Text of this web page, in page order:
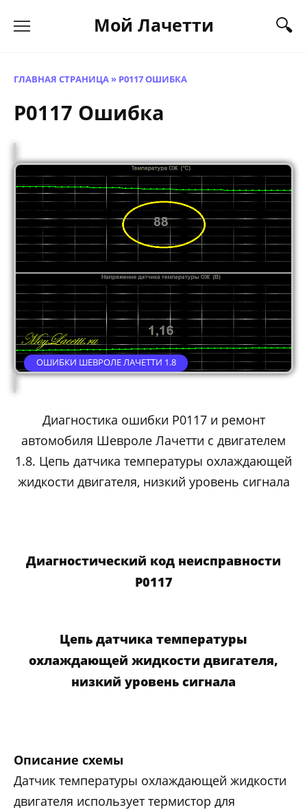
Мой Лачетти
ГЛАВНАЯ СТРАНИЦА» P0117 ОШИБКА
P0117 Ошибка
ОШИБКИ ШЕВРОЛЕ ЛАЧЕТТИ 1.8
Диагностика ошибки P0117 и ремонт
автомобиля Шевроле Лачетти с двигателем
1.8. Цепь датчика температуры охлаждающей
жидкости двигателя, низкий уровень сигнала
Диагностический код неисправности
P0117
Цепь датчика температуры
охлаждающей жидкости двигателя,
низкий уровень сигнала
Описание схемы
Датчик температуры охлаждающей жидкости
двигателя использует термистор для